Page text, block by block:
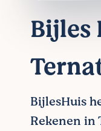
Bijles
BijlesHuis
Rekenen in